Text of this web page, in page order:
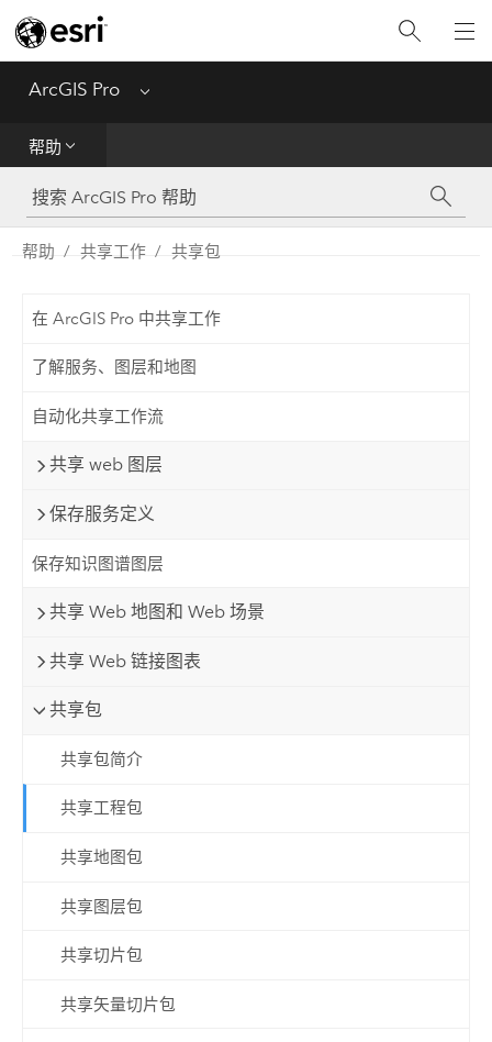
ArcGIS Pro Menu
帮助
工具参考
Python
帮助 共享工作 共享包
在 ArcGIS Pro 中共享工作
了解服务、图层和地图
自动化共享工作流
共享 web 图层
保存服务定义
保存知识图谱图层
共享 Web 地图和 Web 场景
共享 Web 链接图表
共享包
共享包简介
共享工程包
共享地图包
共享图层包
共享切片包
共享矢量切片包